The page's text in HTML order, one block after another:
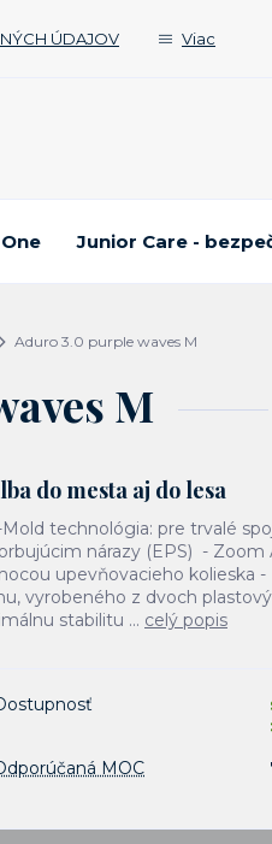
ÚDAJOV Viac
Junior Care -
Aduro 3.0 purple waves M
M
do mesta aj do lesa
technológia: pre trvalé
nárazy (EPS) -
upevňovacieho kolieska
vyrobeného z dvoch
stabilitu ... celý popis
MOC